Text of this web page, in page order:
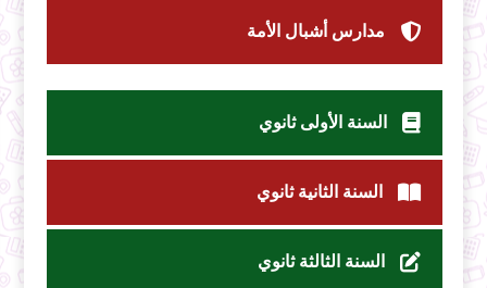
مدارس أشبال الأمة
السنة الأولى ثانوي
السنة الثانية ثانوي
السنة الثالثة ثانوي